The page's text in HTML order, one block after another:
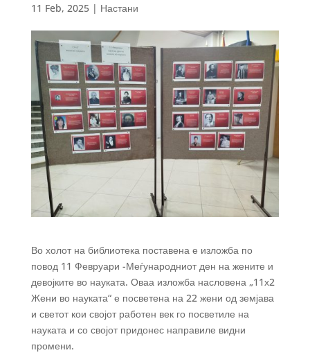
11 Feb, 2025| Настани
Во холот на библиотека поставена е изложба по
повод 11 Февруари -Меѓународниот ден на жените и
девојките во науката. Оваа изложба насловена „11х2
Жени во науката“ е посветена на 22 жени од земјава
и светот кои својот работен век го посветиле на
науката и со својот придонес направиле видни
промени.